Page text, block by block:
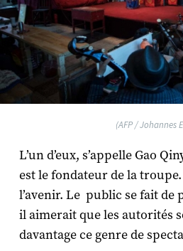
(AFP / Johannes
L’un d’eux, s’appelle Gao
est le fondateur de la
l’avenir. Le public se fait de
il aimerait que les autorités
davantage ce genre de